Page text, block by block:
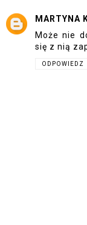
MARTYNA
Może nie
się z nią
ODPOWIEDZ